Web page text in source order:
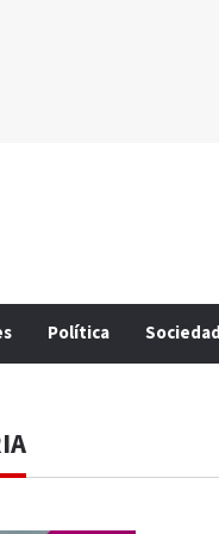
Política Sociedad